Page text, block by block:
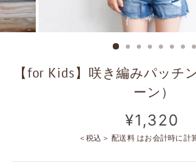
【for Kids】咲き編みパッチ
ーン）
定
価
¥1,320
＜税込＞配送料はお会計時に計